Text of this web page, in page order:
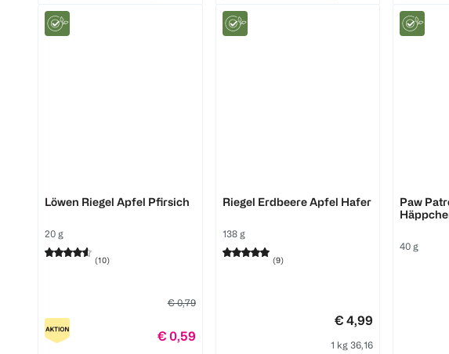
Löwen Riegel Apfel Pfirsich
20 g
(10)
€ 0,79
€ 0,59
Riegel Erdbeere Apfel Hafer
138 g
(9)
€ 4,99
1 kg 36,16
Paw
40 g